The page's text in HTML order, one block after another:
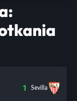
1 Sevilla